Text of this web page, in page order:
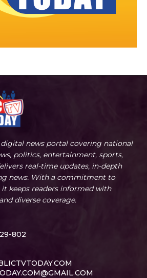
digital news portal covering national
politics, entertainment, sports,
real-time updates, in-depth
news. With a commitment to
it keeps readers informed with
diverse coverage.
802